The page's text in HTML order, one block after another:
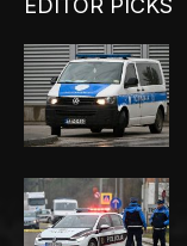
EDITOR PICKS